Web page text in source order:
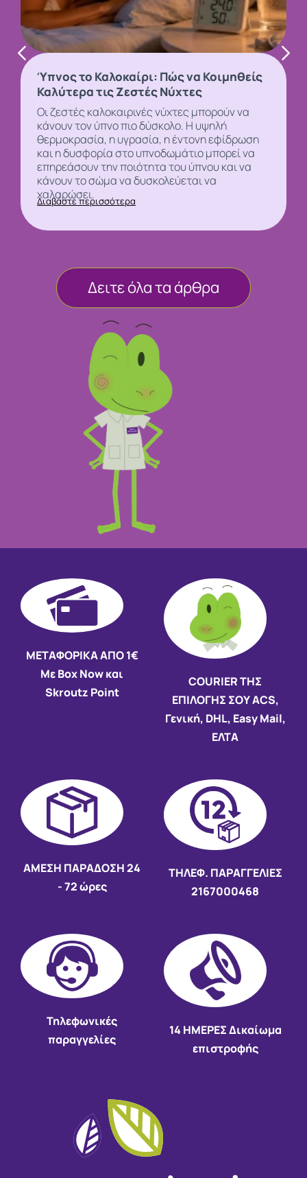
Ύπνος το Καλοκαίρι: Πώς να Κοιμηθείς
Καλύτερα τις Ζεστές Νύχτες
Οι ζεστές καλοκαιρινές νύχτες μπορούν να
κάνουν τονύπνοπιο δύσκολο. Η υψηλή
θερμοκρασία, η υγρασία, η έντονη εφίδρωση
και η δυσφορία στο υπνοδωμάτιο μπορεί να
επηρεάσουν την ποιότητα του ύπνου και να
κάνουν το σώμα να δυσκολεύεται να
χαλαρώσει.
Διαβάστε περισσότερα
Δειτε όλα τα άρθρα
ΜΕΤΑΦΟΡΙΚΑ ΑΠΟ 1€
Με Box Now και
Skroutz Point
COURIER ΤΗΣ
ΕΠΙΛΟΓΗΣ ΣΟΥ ACS,
Γενική, DHL, Easy Mail,
ΕΛΤΑ
AMEΣΗ ΠΑΡΑΔΟΣΗ24
- 72 ώρες
ΤΗΛΕΦ. ΠΑΡΑΓΓΕΛΙΕΣ
2167000468
Τηλεφωνικές
παραγγελίες
14 HMEΡΕΣ Δικαίωμα
επιστροφής